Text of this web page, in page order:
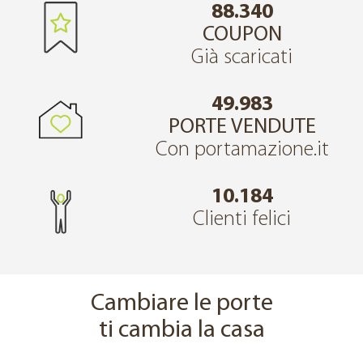
88.340
COUPON
Già scaricati
49.983
PORTE VENDUTE
Con portamazione.it
10.184
Clienti felici
Cambiare le porte
ti cambia la casa